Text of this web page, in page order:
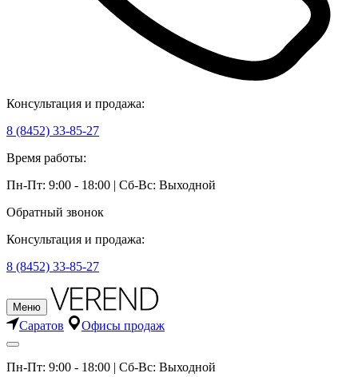
Консультация и продажа:
8 (8452) 33-85-27
Время работы:
Пн-Пт: 9:00 - 18:00 | Сб-Вс: Выходной
Обратный звонок
Консультация и продажа:
8 (8452) 33-85-27
Меню
Саратов Офисы продаж
Пн-Пт: 9:00 - 18:00 | Сб-Вс: Выходной